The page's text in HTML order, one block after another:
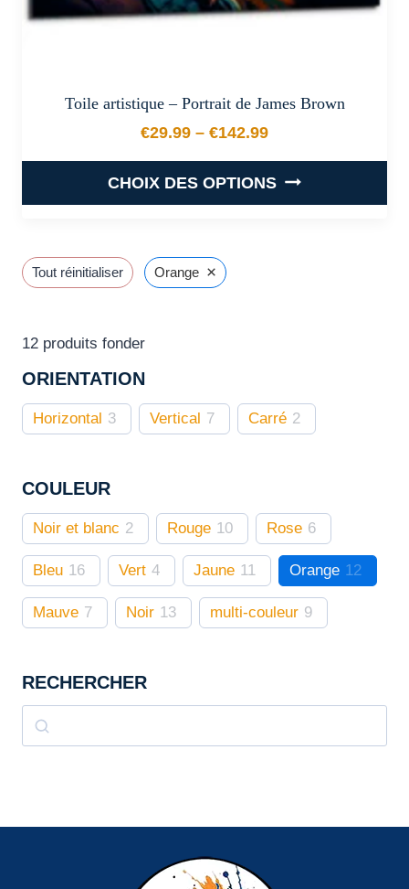
produit
Toile artistique – Portrait de James Brown
€29.99 – €142.99
Plage de prix : €29.99 à
CHOIX DES OPTIONS
a
plusieurs
être
choisies
page
du
produit
Tout réinitialiser Orange ×
12 produits fonder
ORIENTATION
Horizontal 3 Vertical 7 Carré 2
COULEUR
Noir et blanc 2 Rouge 10 Rose 6
Bleu 16 Vert 4 Jaune 11 Orange 12
Mauve 7 Noir 13 multi-couleur 9
RECHERCHER
Rechercher